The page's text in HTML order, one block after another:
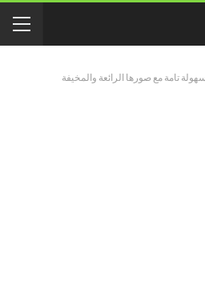
تامة مع صورها الرائعة والمخيفة